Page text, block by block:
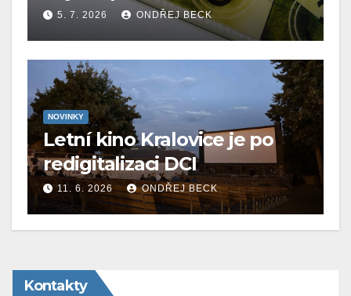
5. 7. 2026 ONDŘEJ BECK
NOVINKY
Letní kino Kralovice je po
redigitalizaci DCI
11. 6. 2026 ONDŘEJ BECK
Kontakty